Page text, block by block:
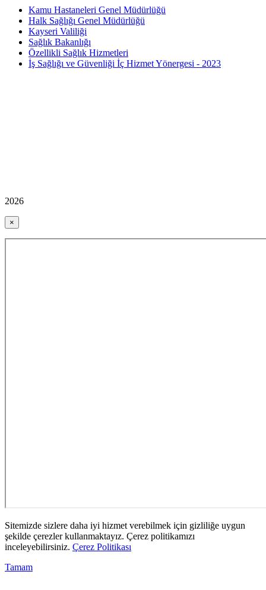
Kamu Hastaneleri Genel Müdürlüğü
Halk Sağlığı Genel Müdürlüğü
Kayseri Valiliği
Sağlık Bakanlığı
Özellikli Sağlık Hizmetleri
İş Sağlığı ve Güvenliği İç Hizmet Yönergesi - 2023
2026
×
Sitemizde sizlere daha iyi hizmet verebilmek için gizliliğe uygun
şekilde çerezler kullanmaktayız. Çerez politikamızı
inceleyebilirsiniz. Çerez Politikası
Tamam